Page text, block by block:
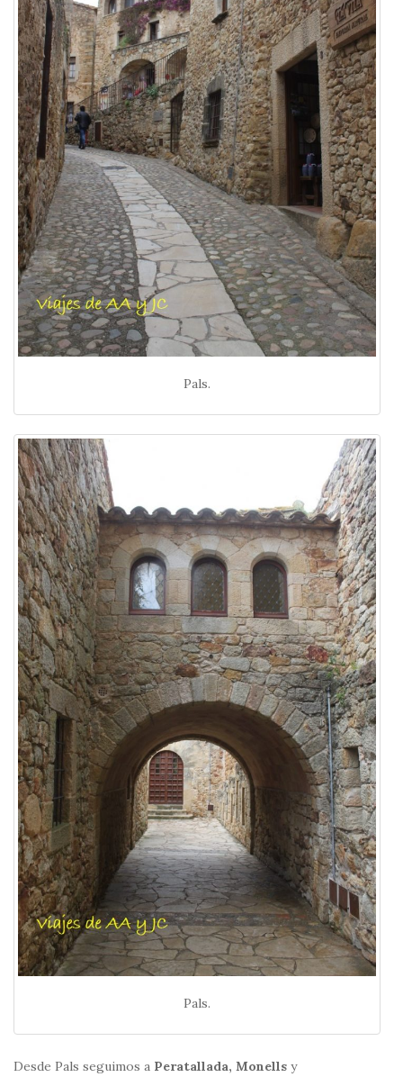
Pals.
Pals.
Desde Pals seguimos a Peratallada, Monells y